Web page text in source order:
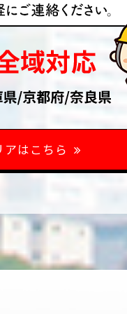
アはこちら